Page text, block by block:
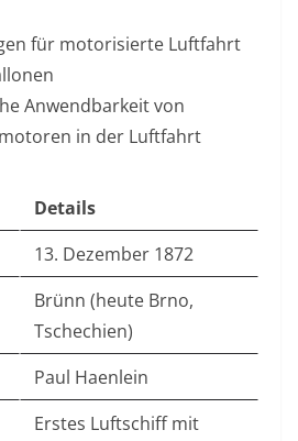
für motorisierte Luftfahrt
Anwendbarkeit von
in der Luftfahrt
Details
13. Dezember 1872
Brünn (heute Brno,
Tschechien)
Paul Haenlein
Erstes Luftschiff mit